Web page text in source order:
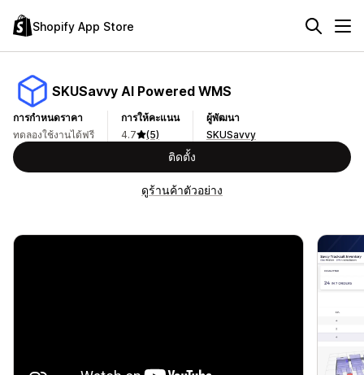
Shopify App Store
SKUSavvy AI Powered WMS
การกำหนดราคา
ทดลองใช้งานได้ฟรี
การให้คะแนน
4.7
(5)
ผู้พัฒนา
SKUSavvy
ติดตั้ง
ดูร้านค้าตัวอย่าง